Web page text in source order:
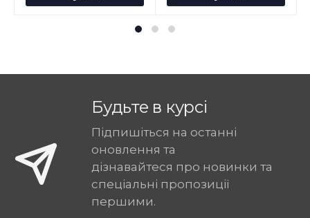
Будьте в курсі
Підпишіться на останні
оновлення та
дізнавайтеся про новинки та
спеціальні пропозиції
першими.